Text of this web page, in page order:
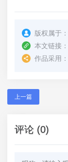
版权属于：
本文链接：
作品采用：
上一篇
评论 (0)